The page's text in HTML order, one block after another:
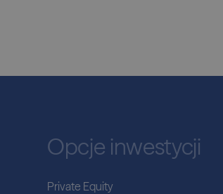
Opcje inwestycji
Private Equity